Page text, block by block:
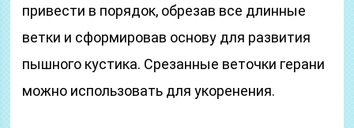
привести в порядок, обрезав все длинные
ветки и сформировав основу для развития
пышного кустика. Срезанные веточки герани
можно использовать для укоренения.